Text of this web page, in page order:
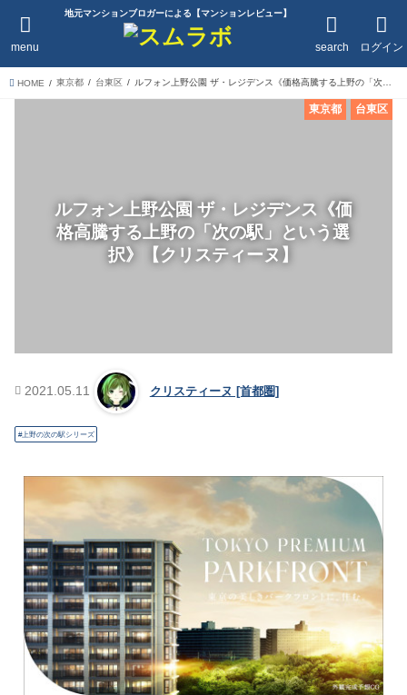
地元マンションブロガーによる【マンションレビュー】
ログイン
search
menu
HOME 東京都 台東区
ルフォン上野公園 ザ・レジデンス《価
格高騰する上野の「次の駅」という選
択》【クリスティーヌ】
台東区
東京都
2021.05.11 クリスティーヌ [首都圏]
上野の次の駅シリーズ